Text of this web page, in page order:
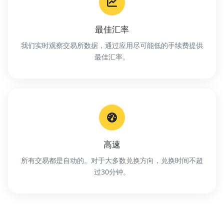
最佳汇率
我们实时观察交易所数据，通过应用尽可能低的手续费提供
最佳汇率。
高速
所有交易都是自动的。对于大多数兑换方向，兑换时间不超
过30分钟。